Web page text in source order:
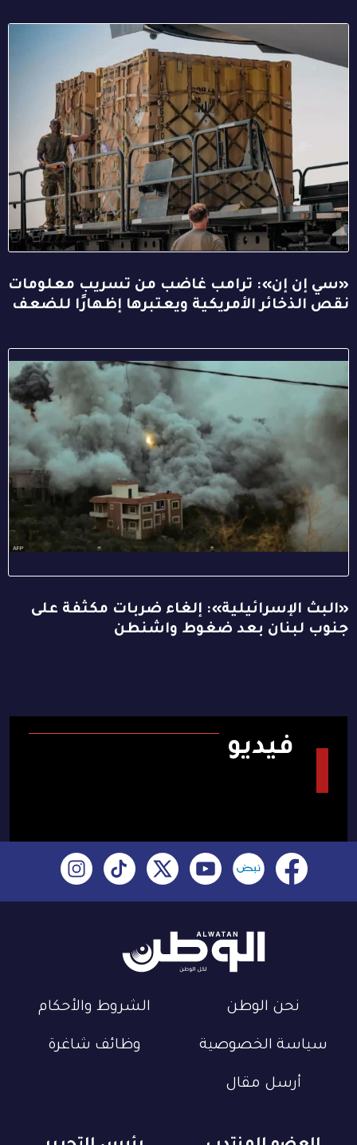
«سي إن إن»: ترامب غاضب من تسريب معلومات
نقص الذخائر الأمريكية ويعتبرها إظهارًا للضعف
«البث الإسرائيلية»: إلغاء ضربات مكثفة على
جنوب لبنان بعد ضغوط واشنطن
فيديو
نحن الوطن الشروط والأحكام
سياسة الخصوصية وظائف شاغرة
أرسل مقال